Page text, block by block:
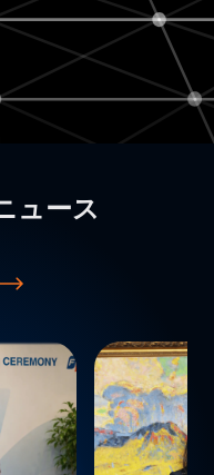
ュース